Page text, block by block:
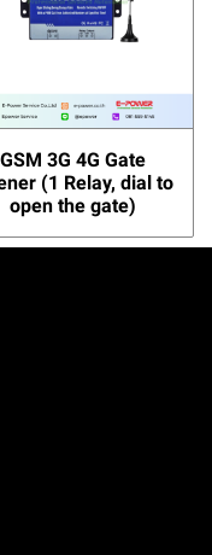
GSM 3G 4G Gate
(1 Relay, dial to
open the gate)